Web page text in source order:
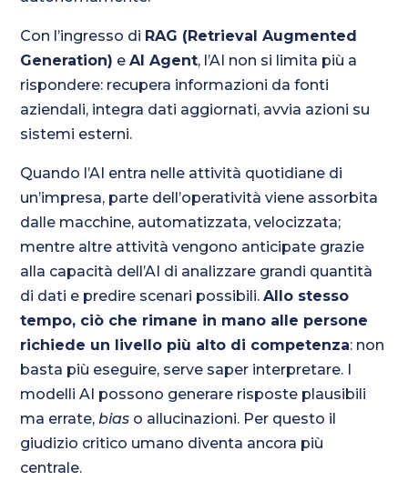
Con l’ingresso di RAG (Retrieval Augmented
Generation) eAI Agent, l’AI non si limita più a
rispondere: recupera informazioni da fonti
aziendali, integra dati aggiornati, avvia azioni su
sistemi esterni.
Quando l’AI entra nelle attività quotidiane di
un’impresa, parte dell’operatività viene assorbita
dalle macchine, automatizzata, velocizzata;
mentre altre attività vengono anticipate grazie
alla capacità dell’AI di analizzare grandi quantità
di dati e predire scenari possibili.Allo stesso
tempo, ciò che rimane in mano alle persone
richiede un livello più alto di competenza: non
basta più eseguire, serve saper interpretare. I
modelli AI possono generare risposte plausibili
ma errate,bias o allucinazioni. Per questo il
giudizio critico umano diventa ancora più
centrale.